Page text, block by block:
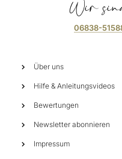
Wir
06838-
Über uns
Hilfe & Anleitungsvideos
Bewertungen
Newsletter abonnieren
Impressum